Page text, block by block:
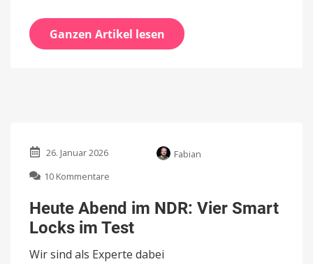
Ganzen Artikel lesen
26. Januar 2026
Fabian
10 Kommentare
Abend
im
NDR:
Smart
Heute Abend im NDR: Vier Smart
Locks im Test
Wir sind als Experte dabei